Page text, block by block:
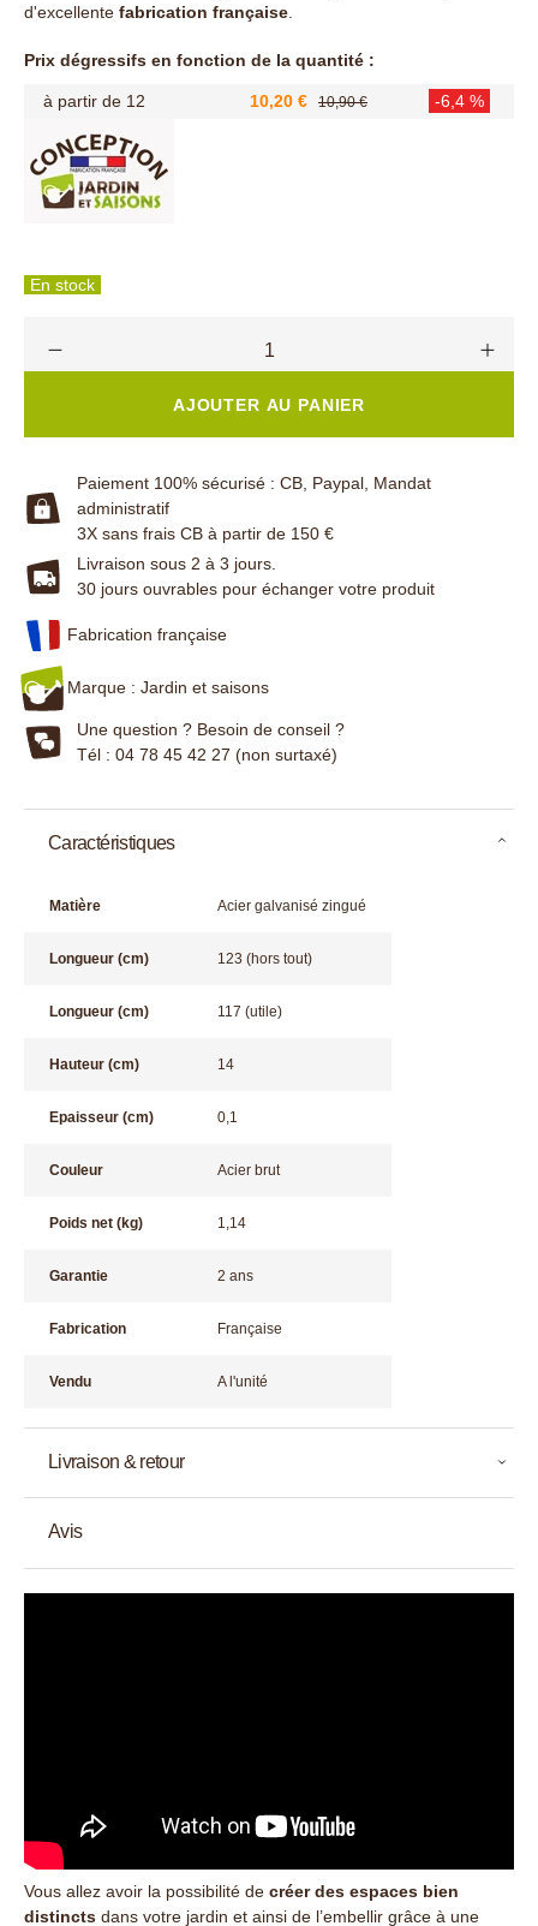
d'excellente fabrication française
Prix dégressifs en fonction de la quantité :
à partir de 12 10,20 € 10,90 € -6,4 %
En stock
AJOUTER AU PANIER
Paiement 100% sécurisé : CB, Paypal, Mandat
administratif
3X sans frais CB à partir de 150 €
Livraison sous 2 à 3 jours.
30 jours ouvrables pour échanger votre produit
Fabrication française
Marque : Jardin et saisons
Une question ? Besoin de conseil ?
Tél : 04 78 45 42 27 (non surtaxé)
Vous allez avoir la possibilité de créer des espaces bien
distincts dans votre jardin et ainsi de l’embellir grâce à une
Caractéristiques
Matière Acier galvanisé zingué
Longueur (cm) 123 (hors tout)
Longueur (cm) 117 (utile)
Hauteur (cm) 14
Epaisseur (cm) 0,1
Couleur Acier brut
Poids net (kg) 1,14
Garantie 2 ans
Fabrication Française
Vendu A l'unité
Livraison & retour
Avis